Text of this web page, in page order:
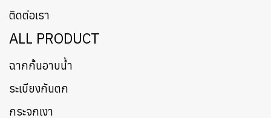
ติดต่อเรา
ALL PRODUCT
ฉากกั้นอาบน้ำ
ระเบียงกันตก
กระจกเงา